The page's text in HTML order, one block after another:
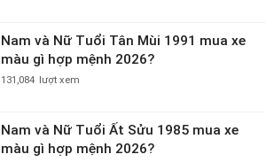
Nam và Nữ Tuổi Tân Mùi 1991 mua xe
màu gì hợp mệnh 2026?
131,084 lượt xem
Nam và Nữ Tuổi Ất Sửu 1985 mua xe
màu gì hợp mệnh 2026?